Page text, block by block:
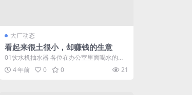
大厂动态
看起来很土很小，却赚钱的生意
01饮水机抽水器 各位在办公室里面喝水的时
候，一般是不是用饮水机比较多？只要装上...
4 年前 0 0 21